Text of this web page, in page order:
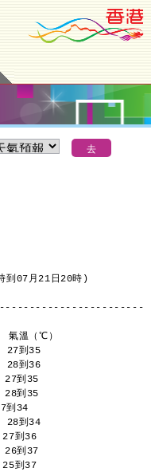
到07月21日20時)
氣溫（℃）
27到35
28到36
27到35
28到35
到34
28到34
27到36
26到37
25到37